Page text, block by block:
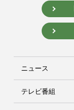
ニュース
テレビ番組